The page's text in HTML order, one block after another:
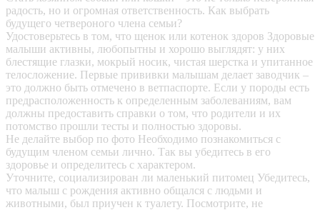
радость, но и огромная ответственность. Как выбрать
будущего четвероного члена семьи?
Удостоверьтесь в том, что щенок или котенок здоров Здоровые
малыши активны, любопытны и хорошо выглядят: у них
блестящие глазки, мокрый носик, чистая шерстка и упитанное
телосложение. Первые прививки малышам делает заводчик –
это должно быть отмечено в ветпаспорте. Если у породы есть
предрасположенность к определенным заболеваниям, вам
должны предоставить справки о том, что родители и их
потомство прошли тесты и полностью здоровы.
Не делайте выбор по фото Необходимо познакомиться с
будущим членом семьи лично. Так вы убедитесь в его
здоровье и определитесь с характером.
Уточните, социализирован ли маленький питомец Убедитесь,
что малыш с рождения активно общался с людьми и
животными, был приучен к туалету. Посмотрите, не